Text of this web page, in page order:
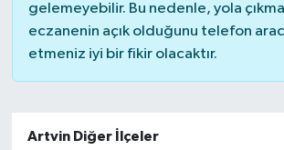
gelemeyebilir. Bu nedenle, yola
eczanenin açık olduğunu telefon
etmeniz iyi bir fikir olacaktır.
Artvin Diğer İlçeler